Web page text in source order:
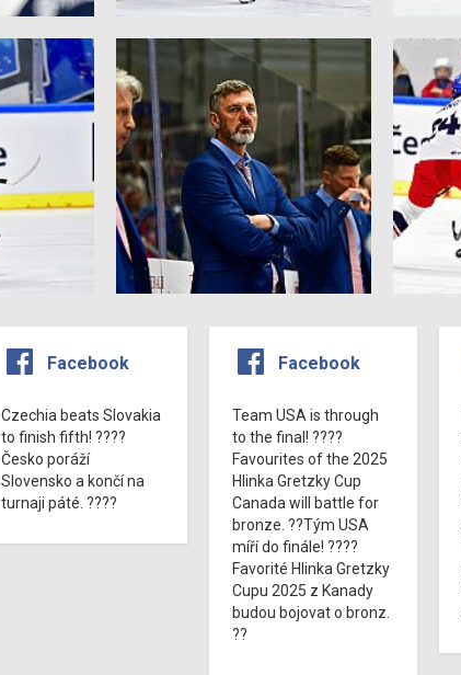
Facebook
Czechia beats Slovakia
to finish fifth! ????
Česko poráží
Slovensko a končí na
turnaji páté. ????
Facebook
Team USA is through
to the final! ????
Favourites of the 2025
Hlinka Gretzky Cup
Canada will battle for
bronze. ??Tým USA
míří do finále! ????
Favorité Hlinka Gretzky
Cupu 2025 z Kanady
budou bojovat o bronz.
??